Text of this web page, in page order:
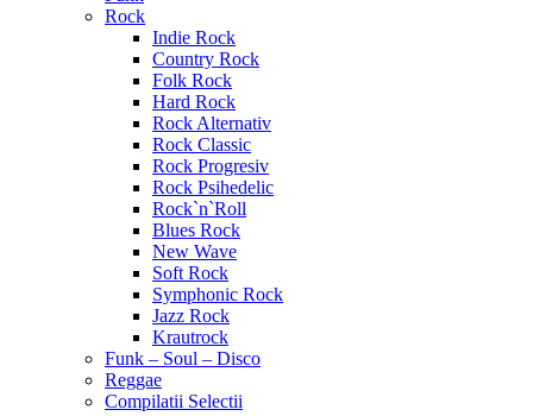
Rock
Indie Rock
Country Rock
Folk Rock
Hard Rock
Rock Alternativ
Rock Classic
Rock Progresiv
Rock Psihedelic
Rock`n`Roll
Blues Rock
New Wave
Soft Rock
Symphonic Rock
Jazz Rock
Krautrock
Funk – Soul – Disco
Reggae
Compilatii Selectii